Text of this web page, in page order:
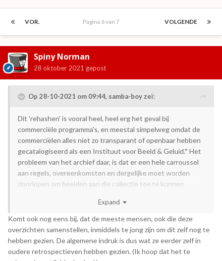
VOR. VOLGENDE
Pagina 6 van 7
Spiny Norman
28 oktober 2021 gepost
Op 28-10-2021 om 09:44, samba-boy zei:
Dit 'rehashen' is vooral heel, heel erg het geval bij
commerciële programma's, en meestal simpelweg omdat de
commerciëlen alles niet zo transparant of openbaar hebben
gecatalogiseerd als een Instituut voor Beeld & Geluid.* Het
probleem van het archief daar, is dat er een hele carroussel
aan regels, overeenkomsten en dergelijke moet worden
doorlopen om beelden aan die collectie toe te kunnen
Tegelijkertijd maak ik mij meer zorgen over de privatisering
van archieven met instanties als InnArchive, waarbij de
banden overal en nergens, en op hun geheel eigen wijze
worden ingeladen en die ingeladen beelden overal en
Expand
Komt ook nog eens bij, dat de meeste mensen, ook die deze
overzichten samenstellen, inmiddels te jong zijn om dit zelf nog te
hebben gezien. De algemene indruk is dus wat ze eerder zelf in
oudere retrospectieven hebben gezien. (Ik hoop dat het te